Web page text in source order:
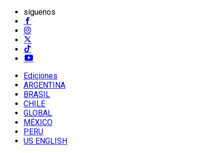
síguenos
Ediciones
ARGENTINA
BRASIL
CHILE
GLOBAL
MÉXICO
PERU
US ENGLISH